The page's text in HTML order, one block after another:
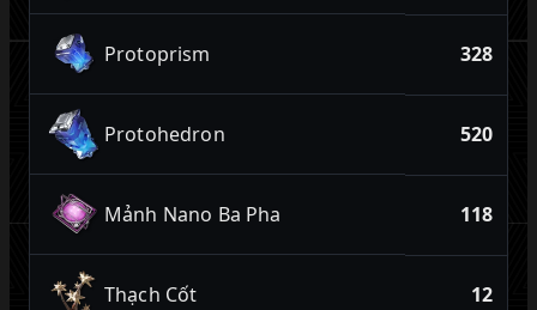
Protoprism 328
Protohedron 520
Mảnh Nano Ba Pha 118
Thạch Cốt 12